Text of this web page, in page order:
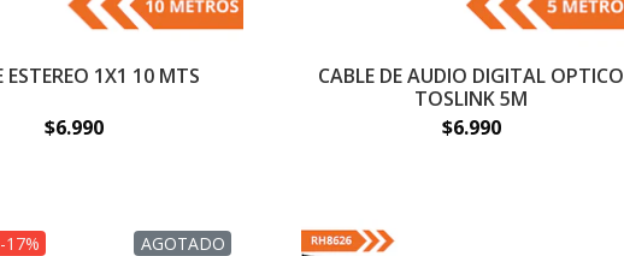
ESTEREO 1X1 10 MTS
$6.990
CABLE DE AUDIO DIGITAL OPTICO
TOSLINK 5M
$6.990
AGOTADO
17%